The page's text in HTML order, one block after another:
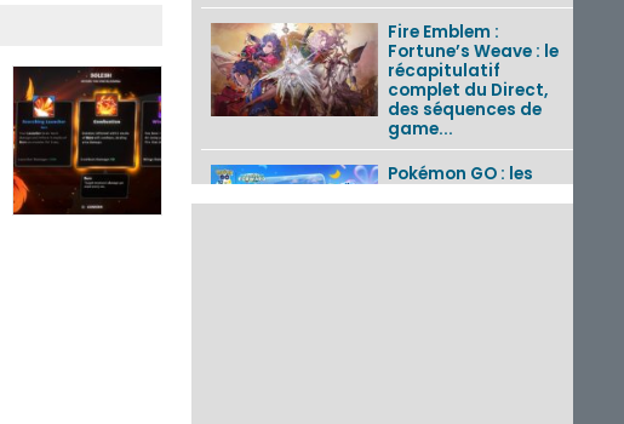
Fire Emblem :
Fortune’s Weave : le
récapitulatif
complet du Direct,
des séquences de
game...
Pokémon GO : les